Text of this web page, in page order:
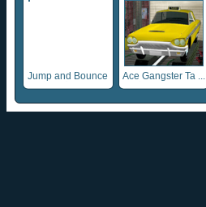
Jump and Bounce Ace Gangster Ta ...